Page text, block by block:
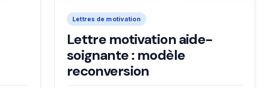
Lettres de motivation
Lettre motivation aide-
soignante : modèle
reconversion